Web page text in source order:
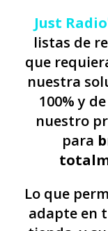
Just Radio
listas de
que
nuestra
100% y
nuestro
para
Lo que
adapte en